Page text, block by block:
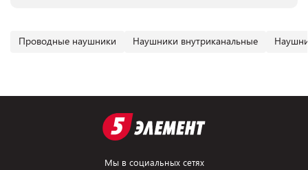
Проводные наушники Наушники внутриканальные
Мы в социальных сетях